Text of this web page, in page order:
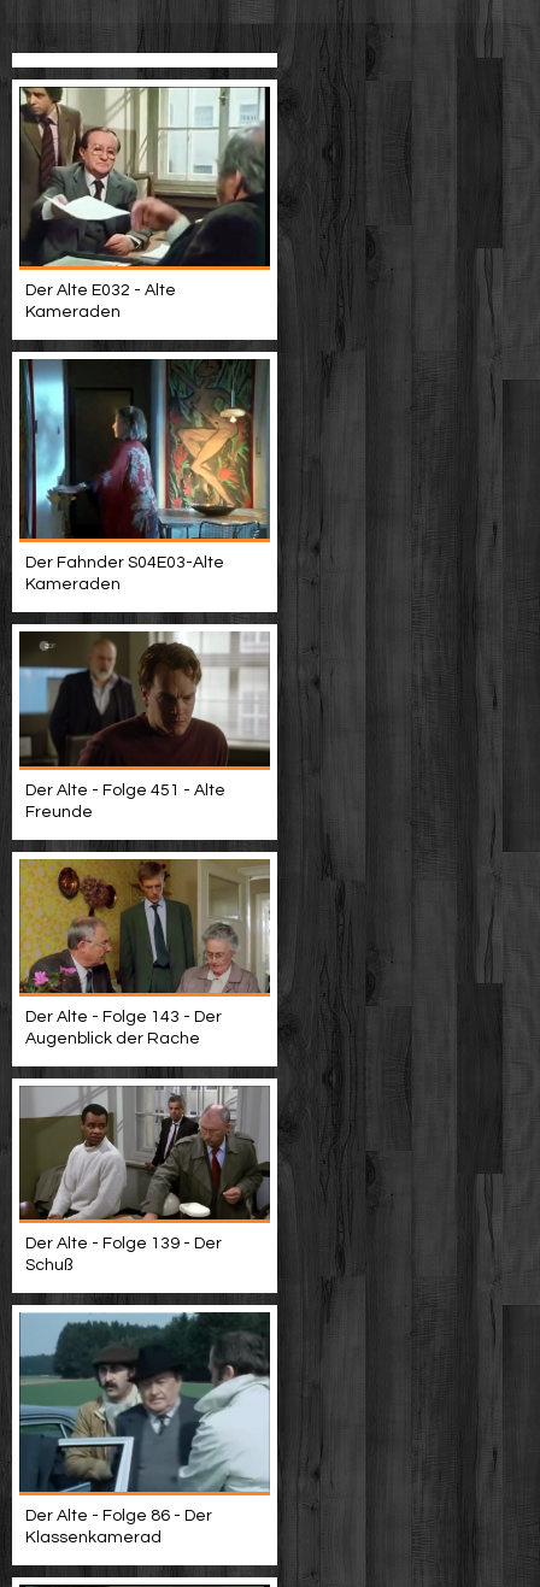
Der Alte E032 - Alte
Kameraden
Der Fahnder S04E03-Alte
Kameraden
Der Alte - Folge 451 - Alte
Freunde
Der Alte - Folge 143 - Der
Augenblick der Rache
Der Alte - Folge 139 - Der
Schuß
Der Alte - Folge 86 - Der
Klassenkamerad